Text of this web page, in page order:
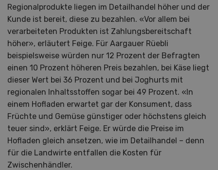
Regionalprodukte liegen im Detailhandel höher und der
Kunde ist bereit, diese zu bezahlen. «Vor allem bei
verarbeiteten Produkten ist Zahlungsbereitschaft
höher», erläutert Feige. Für Aargauer Rüebli
beispielsweise würden nur 12 Prozent der Befragten
einen 10 Prozent höheren Preis bezahlen, bei Käse liegt
dieser Wert bei 36 Prozent und bei Joghurts mit
regionalen Inhaltsstoffen sogar bei 49 Prozent. «In
einem Hofladen erwartet gar der Konsument, dass
Früchte und Gemüse günstiger oder höchstens gleich
teuer sind», erklärt Feige. Er würde die Preise im
Hofladen gleich ansetzen, wie im Detailhandel – denn
für die Landwirte entfallen die Kosten für
Zwischenhändler.